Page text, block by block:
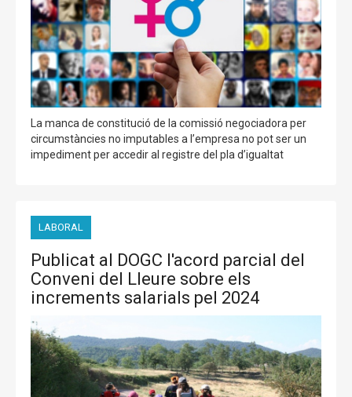
La manca de constitució de la comissió negociadora per
circumstàncies no imputables a l’empresa no pot ser un
impediment per accedir al registre del pla d’igualtat
LABORAL
Publicat al DOGC l'acord parcial del
Conveni del Lleure sobre els
increments salarials pel 2024